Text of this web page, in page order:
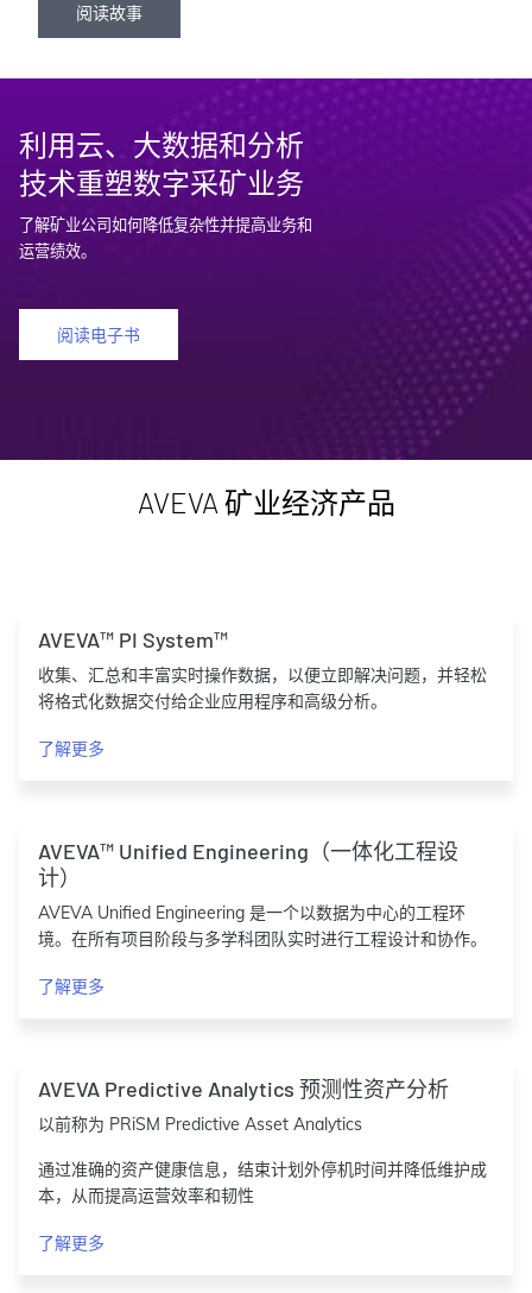
阅读故事
利用云、大数据和分析
技术重塑数字采矿业务
了解矿业公司如何降低复杂性并提高业务和
运营绩效。
阅读电子书
AVEVA 矿业经济产品
AVEVA™ PI System™
收集、汇总和丰富实时操作数据，以便立即解决问题，并轻松
将格式化数据交付给企业应用程序和高级分析。
了解更多
AVEVA™ Unified Engineering（一体化工程设
计）
AVEVA Unified Engineering 是一个以数据为中心的工程环
境。在所有项目阶段与多学科团队实时进行工程设计和协作。
了解更多
AVEVA Predictive Analytics 预测性资产分析
以前称为 PRiSM Predictive Asset Analytics
通过准确的资产健康信息，结束计划外停机时间并降低维护成
本，从而提高运营效率和韧性
了解更多